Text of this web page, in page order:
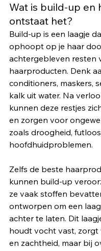
Wat is build-up en
ontstaat het?
Build-up is een laagje
ophoopt op je haar
achtergebleven resten
haarproducten. Denk
conditioners, maskers,
kalk uit water. Na
kunnen deze restjes
en zorgen voor
zoals droogheid,
hoofdhuidproblemen.
Zelfs de beste
kunnen build-up
ze vaak stoffen
ontworpen om een
achter te laten. Dit
houdt vocht vast, zorgt
en zachtheid, maar bij